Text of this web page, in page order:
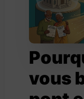
vous